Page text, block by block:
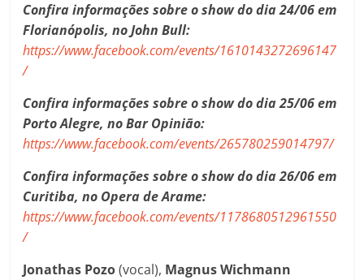
Confira informações sobre o show do dia 24/06 em
Florianópolis, no John Bull:
https://www.facebook.com/events/1610143272696147
/
Confira informações sobre o show do dia 25/06 em
Porto Alegre, no Bar Opinião:
https://www.facebook.com/events/265780259014797/
Confira informações sobre o show do dia 26/06 em
Curitiba, no Opera de Arame:
https://www.facebook.com/events/1178680512961550
/
Jonathas Pozo(vocal), Magnus Wichmann